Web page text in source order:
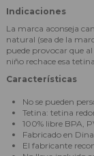
Indicaciones
La marca aconseja
natural (sea de la
puede provocar que
niño rechace esa
Características
No se pueden
Tetina: tetina
100% libre BPA,
Fabricado en
El fabricante